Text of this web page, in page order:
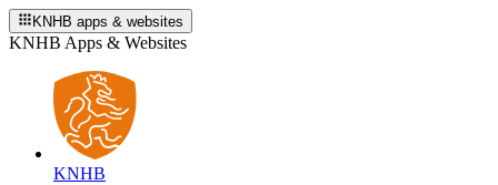
KNHB apps & websites
KNHB Apps & Websites
KNHB